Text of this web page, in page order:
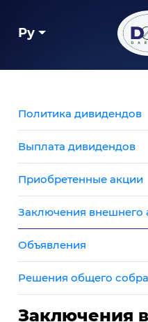
Ру
Политика дивидендов
Выплата дивидендов
Приобретенные акции
Заключения внешнего
Объявления
Решения общего
Заключения